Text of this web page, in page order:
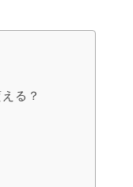
る？